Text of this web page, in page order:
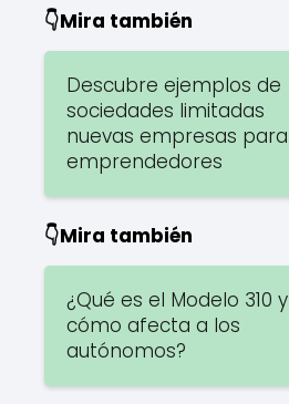
👇Mira también
Descubre ejemplos de
sociedades limitadas
nuevas empresas para
emprendedores
👇Mira también
¿Qué es el Modelo 310 y
cómo afecta a los
autónomos?